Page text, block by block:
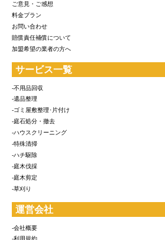
ご意見・ご感想
料金プラン
お問い合わせ
賠償責任補償について
加盟希望の業者の方へ
サービス一覧
-不用品回収
-遺品整理
-ゴミ屋敷整理･片付け
-庭石処分・撤去
-ハウスクリーニング
-特殊清掃
-ハチ駆除
-庭木伐採
-庭木剪定
-草刈り
運営会社
-会社概要